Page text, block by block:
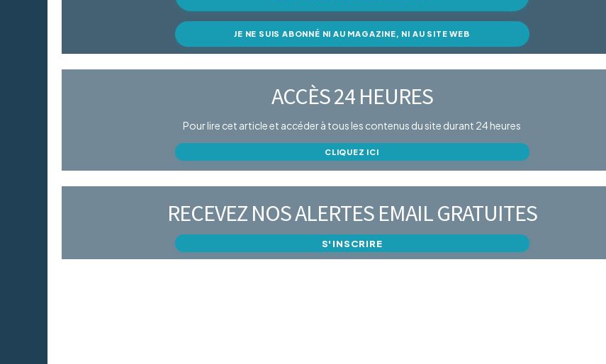
JE NE SUIS ABONNÉ NI AU MAGAZINE, NI AU SITE WEB
ACCÈS 24 HEURES
Pour lire cet article et accéder à tous les contenus du site durant 24 heures
CLIQUEZ ICI
RECEVEZ NOS ALERTES EMAIL GRATUITES
S'INSCRIRE